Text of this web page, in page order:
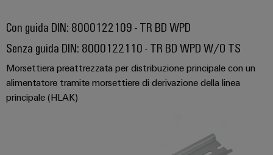
Con guida DIN: 8000122109 - TR BD WPD
Senza guida DIN: 8000122110 - TR BD WPD W/O TS
Morsettiera preattrezzata per distribuzione principale con un
alimentatore tramite morsettiere di derivazione della linea
principale (HLAK)